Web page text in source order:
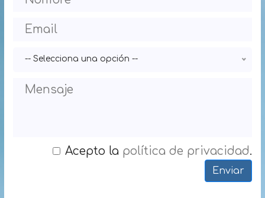
-- Selecciona una opción --
Acepto la política de privacidad.
Enviar